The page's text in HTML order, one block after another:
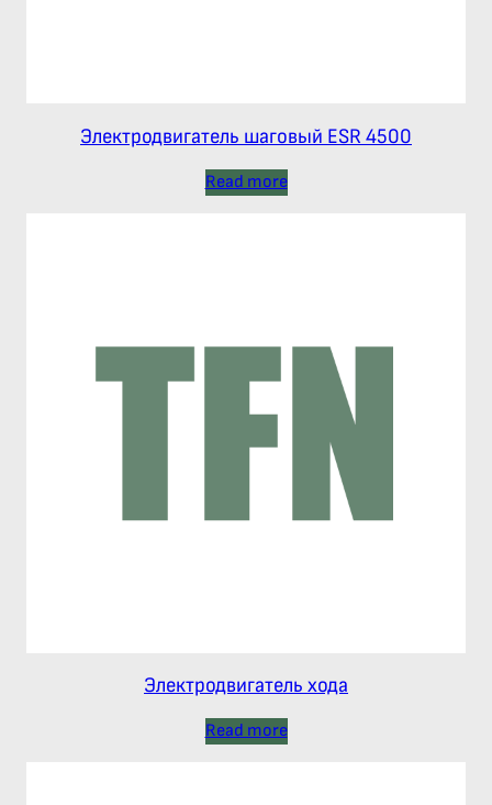
Электродвигатель шаговый ESR 4500
Read more
Электродвигатель хода
Read more